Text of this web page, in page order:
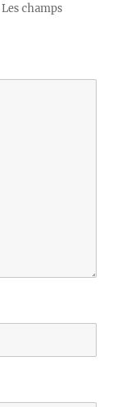
Les champs